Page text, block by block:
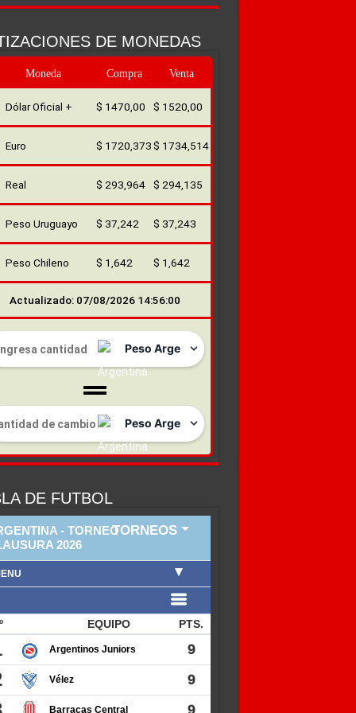
DE MONEDAS
Moneda Compra Venta
Dólar Oficial + $ 1470,00 $ 1520,00
Euro $ 1720,373$ 1734,514
Real $ 293,964 $ 294,135
Peso Uruguayo $ 37,242 $ 37,243
Peso Chileno $ 1,642 $ 1,642
Actualizado: 07/08/2026 14:56:00
DE FUTBOL